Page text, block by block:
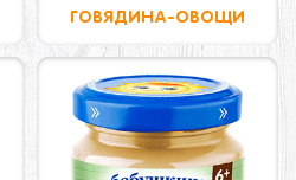
ГОВЯДИНА-ОВОЩИ